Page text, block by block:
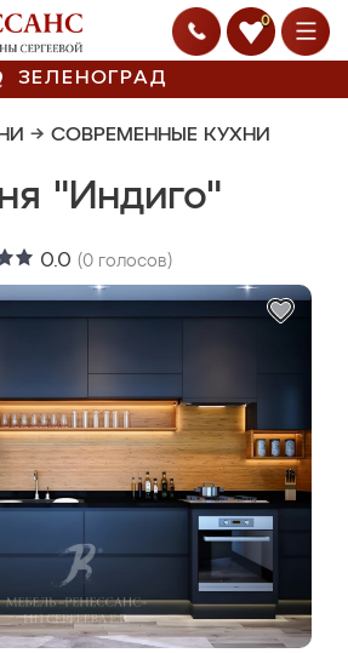
0
ЗЕЛЕНОГРАД
→ СОВРЕМЕННЫЕ КУХНИ
"Индиго"
0.0 (0 голосов)